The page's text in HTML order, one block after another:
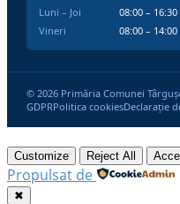
Luni – Joi
08:00 – 16:30
Vineri
08:00 – 14:00
© 2026 Primăria Comunei
GDPRPolitica cookiesDeclarație
Customize Reject All
Propulsat de
✖